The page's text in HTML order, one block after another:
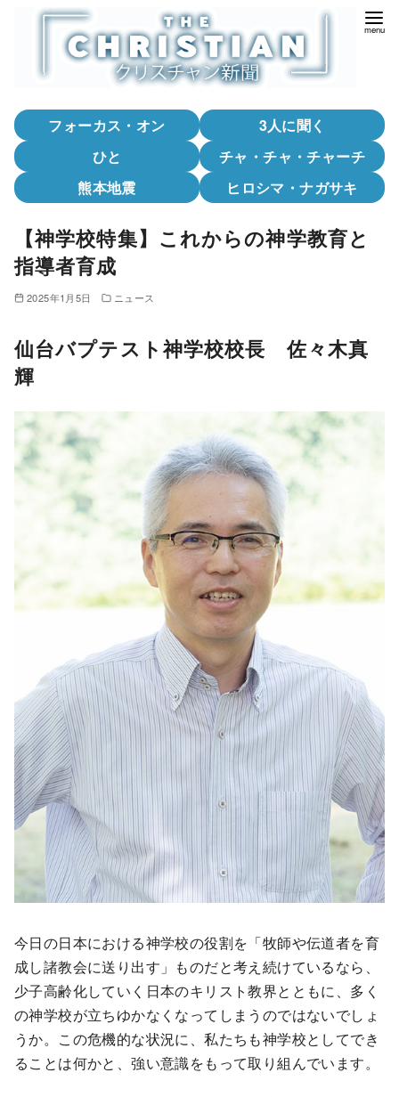
フォーカス・オン
3人に聞く
ひと
チャ・チャ・チャーチ
熊本地震
ヒロシマ・ナガサキ
【神学校特集】これからの神学教育と
指導者育成
2025年1月5日 ニュース
仙台バプテスト神学校校長 佐々木真
輝
今日の日本における神学校の役割を「牧師や伝道者を育
成し諸教会に送り出す」ものだと考え続けているなら、
少子高齢化していく日本のキリスト教界とともに、多く
の神学校が立ちゆかなくなってしまうのではないでしょ
うか。この危機的な状況に、私たちも神学校としてでき
ることは何かと、強い意識をもって取り組んでいます。